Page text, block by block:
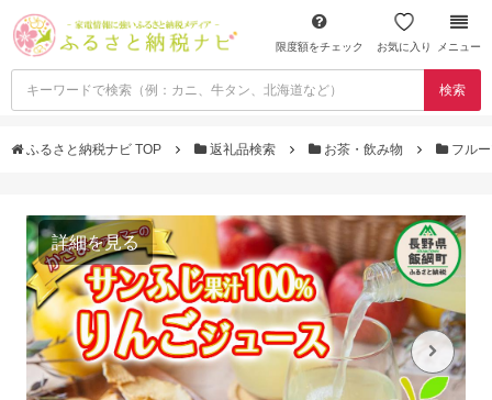
限度額をチェック お気に入り メニュー
検索
ふるさと納税ナビ TOP 返礼品検索 お茶・飲み物 フル
詳細を見る